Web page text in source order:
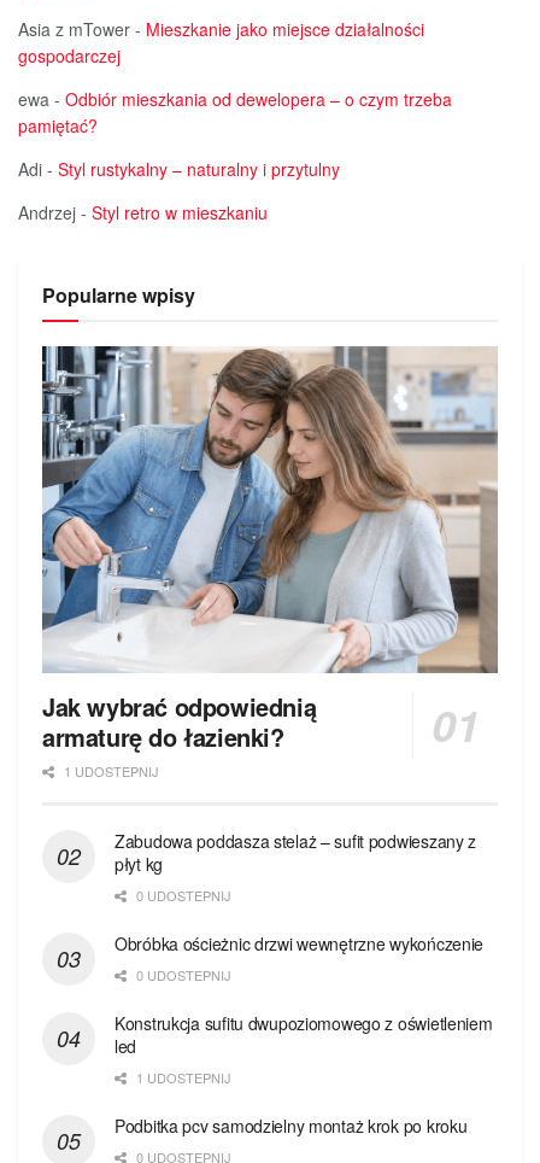
Asia z mTower - Mieszkanie jako miejsce działalności
gospodarczej
ewa - Odbiór mieszkania od dewelopera – o czym trzeba
pamiętać?
Adi - Styl rustykalny – naturalny i przytulny
Andrzej - Styl retro w mieszkaniu
Popularne wpisy
Jak wybrać odpowiednią
armaturę do łazienki?
1 UDOSTEPNIJ
Zabudowa poddasza stelaż – sufit podwieszany z
płyt kg
0 UDOSTEPNIJ
Obróbka ościeżnic drzwi wewnętrzne wykończenie
0 UDOSTEPNIJ
Konstrukcja sufitu dwupoziomowego z oświetleniem
led
1 UDOSTEPNIJ
Podbitka pcv samodzielny montaż krok po kroku
0 UDOSTEPNIJ